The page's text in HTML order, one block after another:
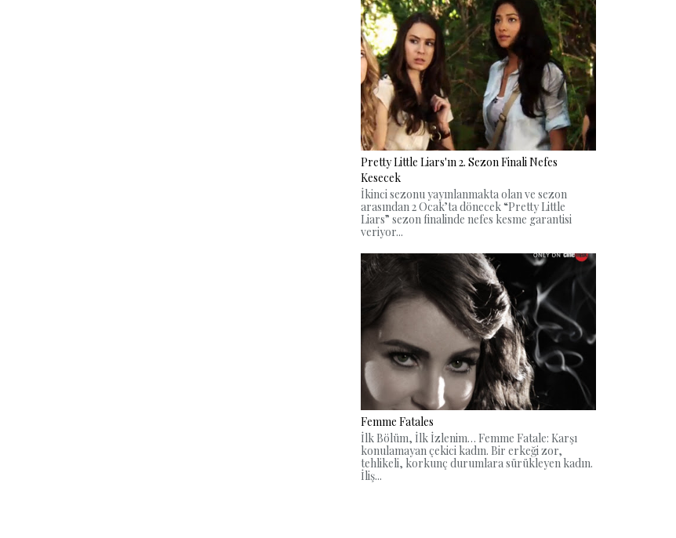
Pretty Little Liars'ın 2. Sezon Finali Nefes
Kesecek
İkinci sezonu yayınlanmakta olan ve sezon
arasından 2 Ocak’ta dönecek “Pretty Little
Liars” sezon finalinde nefes kesme garantisi
veriyor...
Femme Fatales
İlk Bölüm, İlk İzlenim… Femme Fatale: Karşı
konulamayan çekici kadın. Bir erkeği zor,
tehlikeli, korkunç durumlara sürükleyen kadın.
İliş...